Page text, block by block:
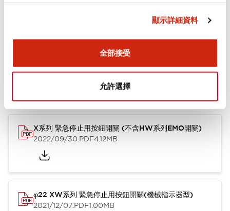
顯示詳細資料
全部接受
允許選擇
使用說明書 CAD檔
X系列 緊急停止用按鈕開關 (不含HW系列EMO開關)
2022/09/30.PDF4.12MB
φ22 XW系列 緊急停止用按鈕開關(機械指示器型)
2021/12/07.PDF1.00MB